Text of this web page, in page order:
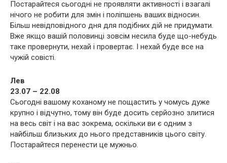
Постарайтеся сьогодні не проявляти активності і взагалі
нічого не робити для змін і поліпшень ваших відносин.
Більш невідповідного дня для подібних дій не придумати.
Вже якщо вашій половинці зовсім несила буде що-небудь
таке провернути, нехай і провертає. І нехай буде все на
чужій совісті.
Лев
23.07 – 22.08
Сьогодні вашому коханому не пощастить у чомусь дуже
крупно і відчутно, тому він буде досить серйозно злитися
на весь світ і на вас зокрема, оскільки ви є одним з
найбільш близьких до нього представників цього світу.
Постарайтеся перенести це мужньо.